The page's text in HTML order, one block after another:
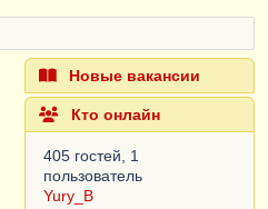
Новые вакансии
Кто онлайн
405 гостей, 1
пользователь
Yury_B